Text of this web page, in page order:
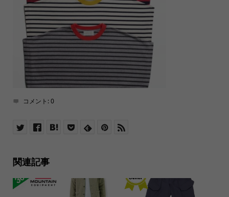
コメント:0
関連記事